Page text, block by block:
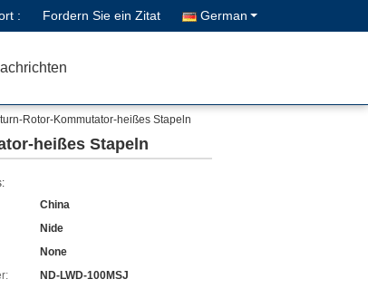
: Fordern Sie ein Zitat German
Rotor-Kommutator-heißes Stapeln
heißes Stapeln
China
Nide
None
ND-LWD-100MSJ